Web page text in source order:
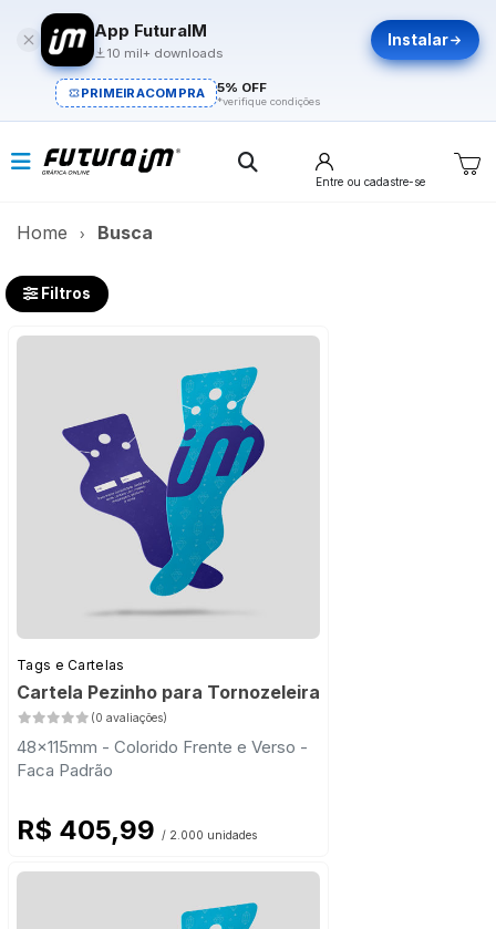
App FuturaIM
10 mil+ downloads
Instalar
PRIMEIRACOMPRA 5% OFF
*verifique condições
Entre ou cadastre-se
Home Busca
Filtros
Tags e Cartelas
Cartela Pezinho para Tornozeleira
(0 avaliações)
48x115mm - Colorido Frente e Verso -
Faca Padrão
R$ 405,99 / 2.000 unidades